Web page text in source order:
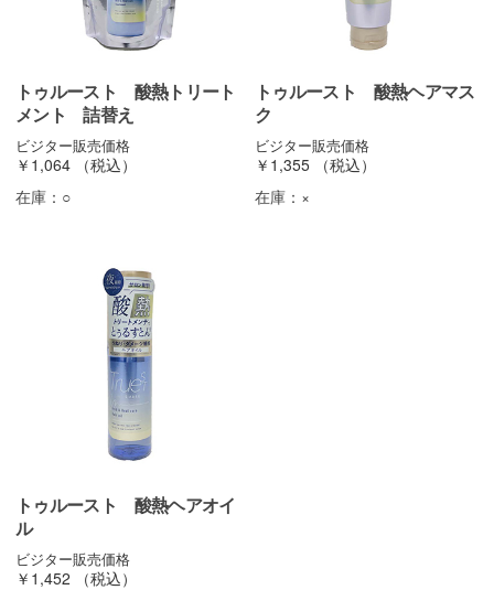
トゥルースト 酸熱トリート
メント 詰替え
ビジター販売価格
￥1,064
（税込）
在庫： ○
トゥルースト 酸熱ヘアマス
ク
ビジター販売価格
￥1,355
（税込）
在庫： ×
トゥルースト 酸熱ヘアオイ
ル
ビジター販売価格
￥1,452
（税込）